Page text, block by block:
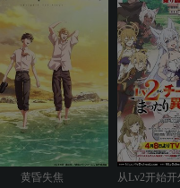
黄昏失焦 从Lv2开始